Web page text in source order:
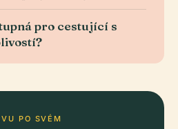
pro cestující s
PO SVÉM